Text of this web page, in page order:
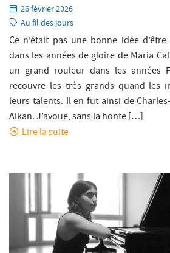
Paru
le:
26 février 2026
Catégorie:
Au fil des jours
Ce n’était pas une bonne idée
dans les années de gloire de Maria
un grand rouleur dans les années
recouvre les très grands quand les
leurs talents. Il en fut ainsi de
Alkan. J’avoue, sans la honte […]
Lire la suite